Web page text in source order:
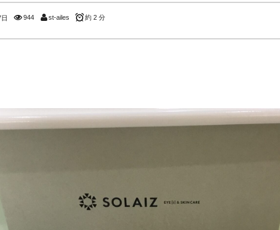
944 st-ailes 約 2 分